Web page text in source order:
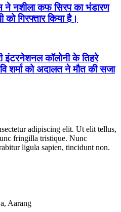
नशीला कफ सिरप का भंडारण
गिरफ्तार किया है।
इंटरनेशनल कॉलोनी के तिहरे
शर्मा को अदालत ने मौत की सजा
adipiscing elit. Ut elit tellus,
fringilla tristique. Nunc
ligula sapien, tincidunt non.
Aarang